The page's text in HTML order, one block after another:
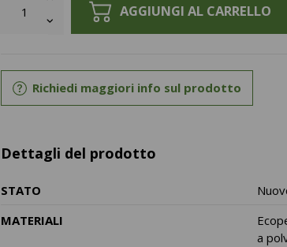
AGGIUNGI AL CARRELLO
Richiedi maggiori info sul prodotto
Dettagli del prodotto
STATO
MATERIALI
a